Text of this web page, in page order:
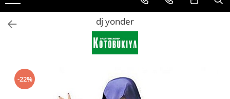
Extensii boardgames
Card Games (jocuri cu carti)
Jocuri pentru toata familia
Party Games (jocuri de petrecere)
Jocuri pentru copii
dj yonder
-22%